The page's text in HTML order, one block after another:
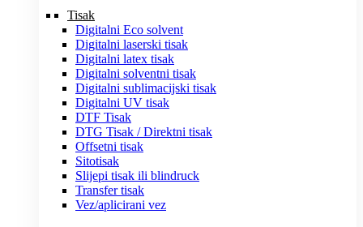
Tisak
Digitalni Eco solvent
Digitalni laserski tisak
Digitalni latex tisak
Digitalni solventni tisak
Digitalni sublimacijski tisak
Digitalni UV tisak
DTF Tisak
DTG Tisak / Direktni tisak
Offsetni tisak
Sitotisak
Slijepi tisak ili blindruck
Transfer tisak
Vez/aplicirani vez